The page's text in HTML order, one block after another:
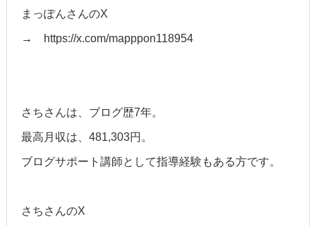
まっぽんさんのX
→ https://x.com/mapppon118954
さちさんは、ブログ歴7年。
最高月収は、481,303円。
ブログサポート講師として指導経験もある方です。
さちさんのX